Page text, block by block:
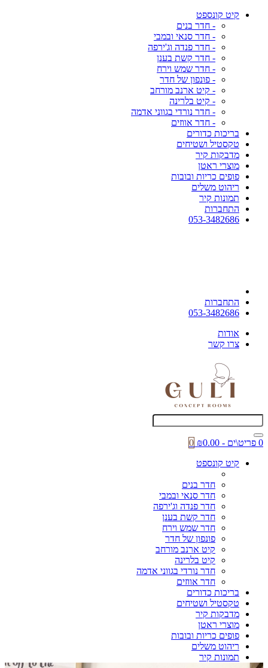
קיט קונספט
- חדר בנים
- חדר סנאי ובמבי
- חדר פנדה וג'ירפה
- חדר קשת בענן
- חדר שמש וירח
- פונפון של חדר
- קיט ארנב מורחב
- קיט בלרינה
- חדר נורדי בגווני אדמה
- חדר אווזים
בריכות כדורים
טקסטיל ושטיחים
מדבקות קיר
מוצרי ראטן
פופים כריות ובובות
ריהוט משלים
תמונות קיר
התחברות
053-3482686
התחברות
053-3482686
אודות
צרו קשר
0 פריט\ים - ₪0.00
0
קיט קונספט
חדר בנים
חדר סנאי ובמבי
חדר פנדה וג'ירפה
חדר קשת בענן
חדר שמש וירח
פונפון של חדר
קיט ארנב מורחב
קיט בלרינה
חדר נורדי בגווני אדמה
חדר אווזים
בריכות כדורים
טקסטיל ושטיחים
מדבקות קיר
מוצרי ראטן
פופים כריות ובובות
ריהוט משלים
תמונות קיר